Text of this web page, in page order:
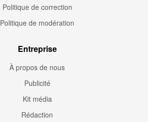
Politique de correction
Politique de modération
Entreprise
À propos de nous
Publicité
Kit média
Rédaction